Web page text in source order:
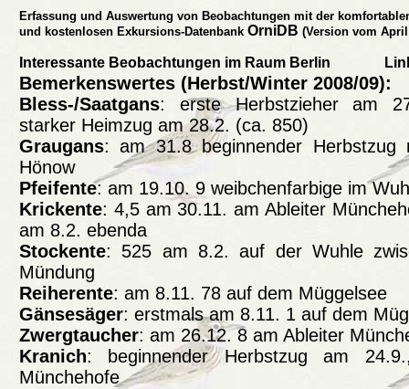
Erfassung und Auswertung von Beobachtungen mit der
und kostenlosen Exkursions-Datenbank OrniDB (Version vom April
Interessante Beobachtungen im Raum Berlin
Bemerkenswertes (Herbst/Winter 2008/09):
Bless-/Saatgans: erste Herbstzieher am
starker Heimzug am 28.2. (ca. 850)
Graugans: am 31.8 beginnender
Hönow
Pfeifente: am 19.10. 9 weibchenfarbige im
Krickente: 4,5 am 30.11. am Ableiter
am 8.2. ebenda
Stockente: 525 am 8.2. auf der Wuhle
Mündung
Reiherente: am 8.11. 78 auf dem Müggelsee
Gänsesäger: erstmals am 8.11. 1 auf dem
Zwergtaucher: am 26.12. 8 am Ableiter
Kranich: beginnender Herbstzug am
Münchehofe